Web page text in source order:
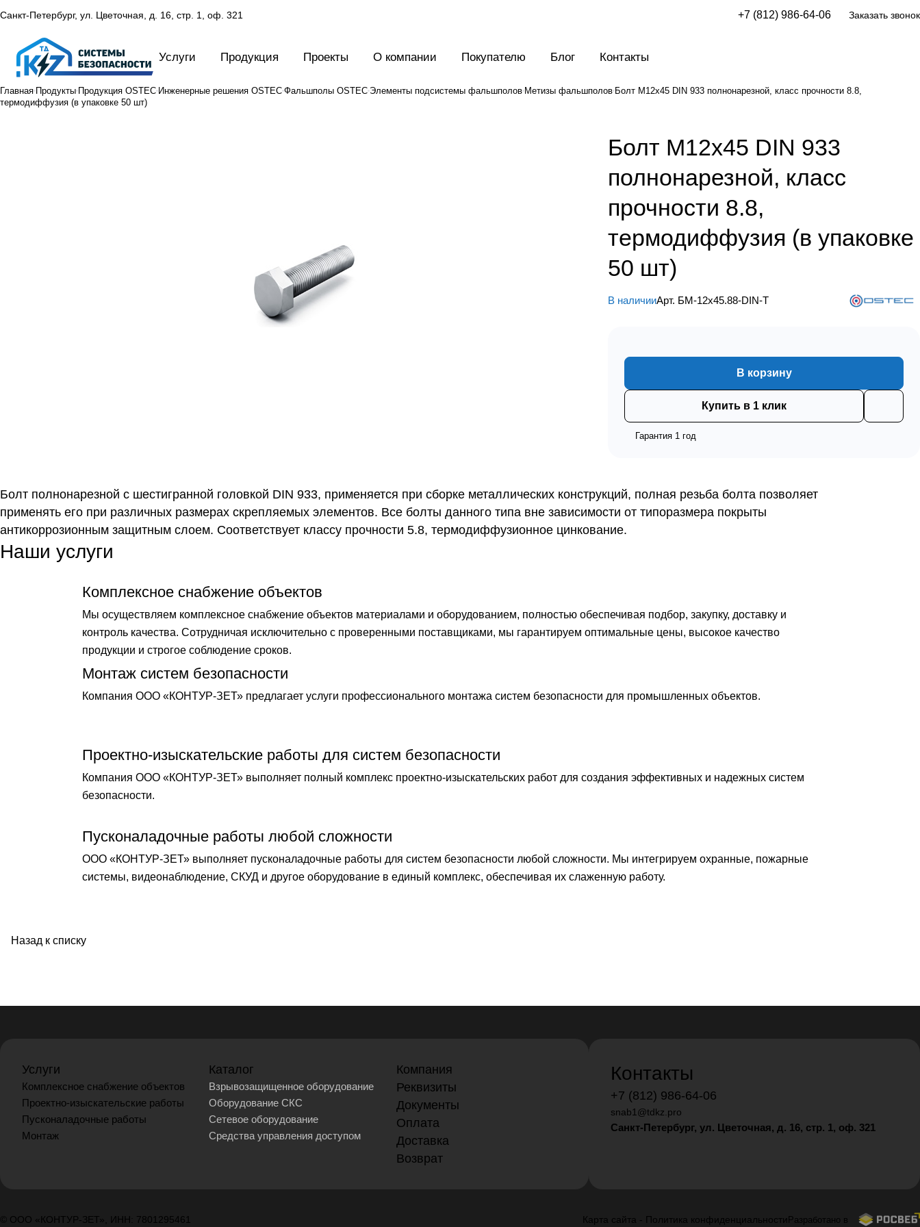
Санкт-Петербург, ул. Цветочная, д. 16, стр. 1, оф. 321 +7 (812) 986-64-06 Заказать звонок
Услуги Продукция Проекты О компании Покупателю Блог Контакты
Главная Продукты Продукция OSTEC Инженерные решения OSTEC Фальшполы OSTEC Элементы подсистемы фальшполов Метизы фальшполов Болт М12х45 DIN 933 полнонарезной, класс прочности 8.8,
термодиффузия (в упаковке 50 шт)
Болт М12х45 DIN 933
полнонарезной, класс
прочности 8.8,
термодиффузия (в упаковке
50 шт)
В наличииАрт. БМ-12х45.88-DIN-Т
В корзину
Купить в 1 клик
Гарантия 1 год
Болт полнонарезной с шестигранной головкой DIN 933, применяется при сборке металлических конструкций, полная резьба болта позволяет
применять его при различных размерах скрепляемых элементов. Все болты данного типа вне зависимости от типоразмера покрыты
антикоррозионным защитным слоем. Соответствует классу прочности 5.8, термодиффузионное цинкование.
Наши услуги
Комплексное снабжение объектов
Мы осуществляем комплексное снабжение объектов материалами и оборудованием, полностью обеспечивая подбор, закупку, доставку и
контроль качества. Сотрудничая исключительно с проверенными поставщиками, мы гарантируем оптимальные цены, высокое качество
продукции и строгое соблюдение сроков.
Монтаж систем безопасности
Компания ООО «КОНТУР-ЗЕТ» предлагает услуги профессионального монтажа систем безопасности для промышленных объектов.
Проектно-изыскательские работы для систем безопасности
Компания ООО «КОНТУР-ЗЕТ» выполняет полный комплекс проектно-изыскательских работ для создания эффективных и надежных систем
безопасности.
Пусконаладочные работы любой сложности
ООО «КОНТУР-ЗЕТ» выполняет пусконаладочные работы для систем безопасности любой сложности. Мы интегрируем охранные, пожарные
системы, видеонаблюдение, СКУД и другое оборудование в единый комплекс, обеспечивая их слаженную работу.
Назад к списку
Услуги
Комплексное снабжение объектов
Проектно-изыскательские работы
Пусконаладочные работы
Монтаж
Каталог
Взрывозащищенное оборудование
Оборудование СКС
Сетевое оборудование
Средства управления доступом
Компания
Реквизиты
Документы
Оплата
Доставка
Возврат
Контакты
+7 (812) 986-64-06
snab1@tdkz.pro
Санкт-Петербург, ул. Цветочная, д. 16, стр. 1, оф. 321
© ООО «КОНТУР-ЗЕТ», ИНН: 7801295461 Карта сайта - Политика конфиденциальности Разработано в